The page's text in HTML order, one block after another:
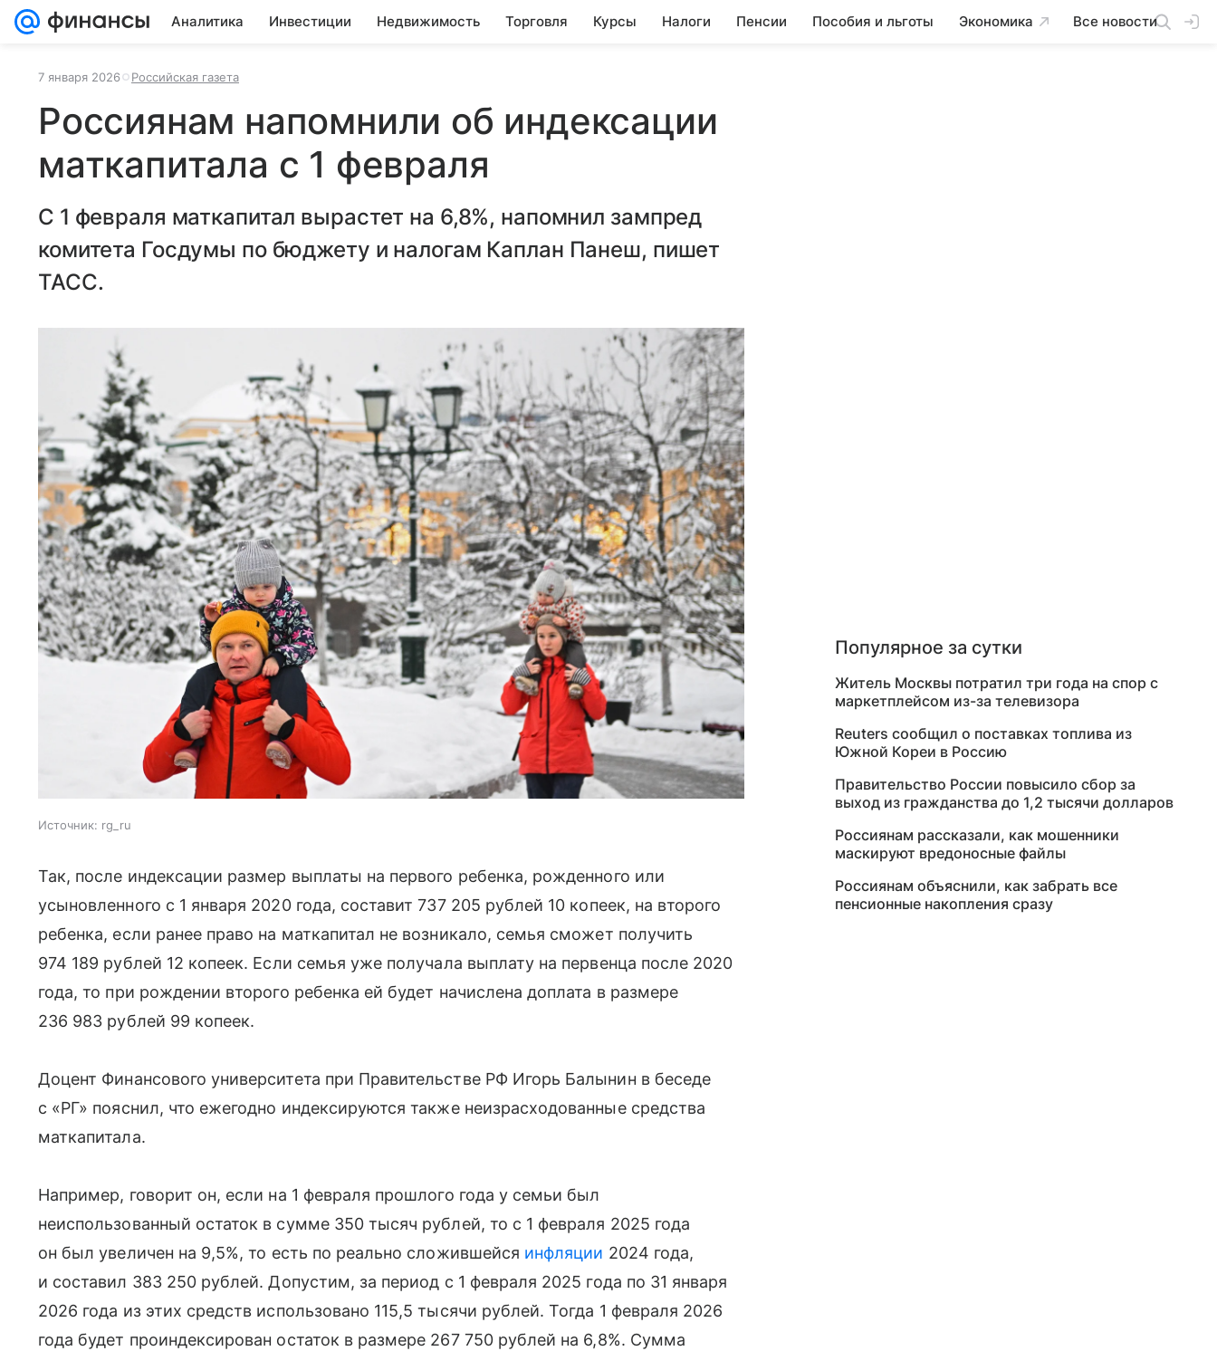
Аналитика Инвестиции Недвижимость Торговля Курсы Налоги Пенсии Пособия и льготы Экономика Все новости
7 января 2026 Российская газета
Россиянам напомнили об индексации
маткапитала с 1 февраля
С 1 февраля маткапитал вырастет на 6,8%, напомнил зампред
комитета Госдумы по бюджету и налогам Каплан Панеш, пишет
ТАСС.
Источник: rg_ru
Так, после индексации размер выплаты на первого ребенка, рожденного или
усыновленного с 1 января 2020 года, составит 737 205 рублей 10 копеек, на второго
ребенка, если ранее право на маткапитал не возникало, семья сможет получить
974 189 рублей 12 копеек. Если семья уже получала выплату на первенца после 2020
года, то при рождении второго ребенка ей будет начислена доплата в размере
236 983 рублей 99 копеек.
Доцент Финансового университета при Правительстве РФ Игорь Балынин в беседе
с «РГ» пояснил, что ежегодно индексируются также неизрасходованные средства
маткапитала.
Например, говорит он, если на 1 февраля прошлого года у семьи был
неиспользованный остаток в сумме 350 тысяч рублей, то с 1 февраля 2025 года
он был увеличен на 9,5%, то есть по реально сложившейся инфляции 2024 года,
и составил 383 250 рублей. Допустим, за период с 1 февраля 2025 года по 31 января
2026 года из этих средств использовано 115,5 тысячи рублей. Тогда 1 февраля 2026
года будет проиндексирован остаток в размере 267 750 рублей на 6,8%. Сумма
Популярное за сутки
Житель Москвы потратил три года на спор с
маркетплейсом из-за телевизора
Reuters сообщил о поставках топлива из
Южной Кореи в Россию
Правительство России повысило сбор за
выход из гражданства до 1,2 тысячи долларов
Россиянам рассказали, как мошенники
маскируют вредоносные файлы
Россиянам объяснили, как забрать все
пенсионные накопления сразу